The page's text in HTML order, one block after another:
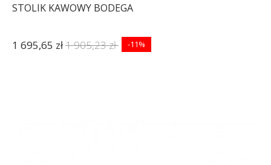
STOLIK KAWOWY BODEGA
1 695,65 zł1 905,23 zł -11%